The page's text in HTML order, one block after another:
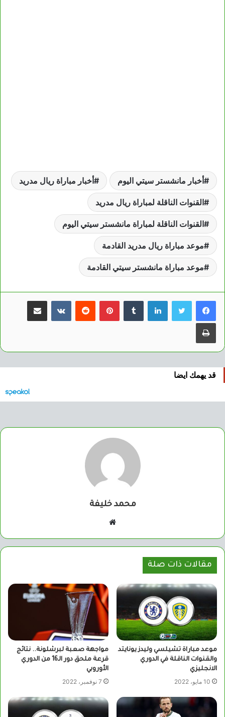
أخبار مانشستر سيتي اليوم أخبار مباراة ريال مدريد
القنوات الناقلة لمباراة ريال مدريد
القنوات الناقلة لمباراة مانشستر سيتي اليوم
موعد مباراة ريال مدريد القادمة
موعد مباراة مانشستر سيتي القادمة
لينكدإن بينتيريست مشاركة عبر البريد
طباعة
قد يهمك ايضا
محمد خليفة
مقالات ذات صلة
موعد مباراة تشيلسي وليدز يونايتد
والقنوات الناقلة في الدوري
الانجليزي
10 مايو، 2022
مواجهة صعبة لبرشلونة.. نتائج
قرعة ملحق دور الـ16 من الدوري
الأوروبي
7 نوفمبر، 2022